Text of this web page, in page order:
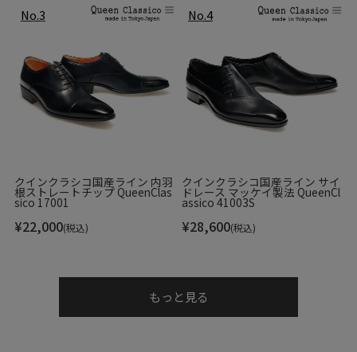
クインクラシコ国産ライン 内羽
根ストレートチップ QueenClas
sico 17001
¥22,000(税込)
クインクラシコ国産ライン サイ
ドレース マッケイ製法 QueenCl
assico 41003S
¥28,600(税込)
もっと見る